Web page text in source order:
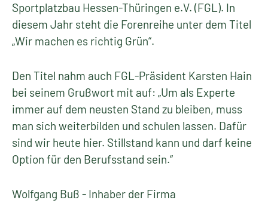
Sportplatzbau Hessen-Thüringen e.V. (FGL). In
diesem Jahr steht die Forenreihe unter dem Titel
„Wir machen es richtig Grün“.
Den Titel nahm auch FGL-Präsident Karsten Hain
bei seinem Grußwort mit auf: „Um als Experte
immer auf dem neusten Stand zu bleiben, muss
man sich weiterbilden und schulen lassen. Dafür
sind wir heute hier. Stillstand kann und darf keine
Option für den Berufsstand sein.“
Wolfgang Buß - Inhaber der Firma